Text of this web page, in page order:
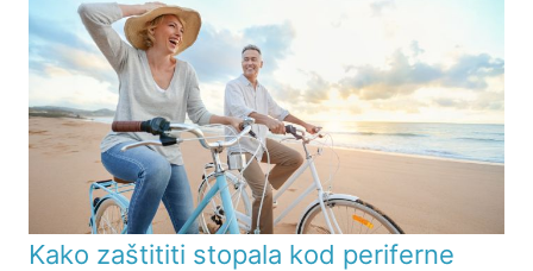
Kako zaštititi stopala kod periferne